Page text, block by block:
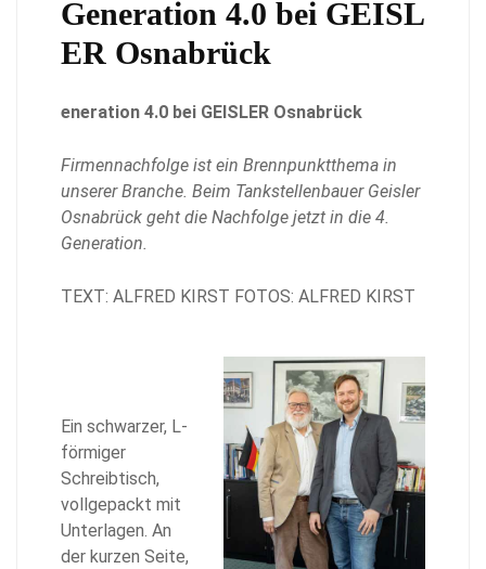
Generation 4.0 bei GEISL
ER Osnabrück
eneration 4.0 bei GEISLER Osnabrück
Firmennachfolge ist ein Brennpunktthema in
unserer Branche. Beim Tankstellenbauer Geisler
Osnabrück geht die Nachfolge jetzt in die 4.
Generation.
TEXT: ALFRED KIRST FOTOS: ALFRED KIRST
Ein schwarzer, L-
förmiger
Schreibtisch,
vollgepackt mit
Unterlagen. An
der kurzen Seite,